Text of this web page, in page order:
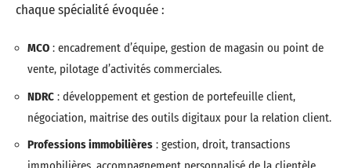
chaque spécialité évoquée :
MCO : encadrement d’équipe, gestion de magasin ou point de
vente, pilotage d’activités commerciales.
NDRC : développement et gestion de portefeuille client,
négociation, maitrise des outils digitaux pour la relation client.
Professions immobilières : gestion, droit, transactions